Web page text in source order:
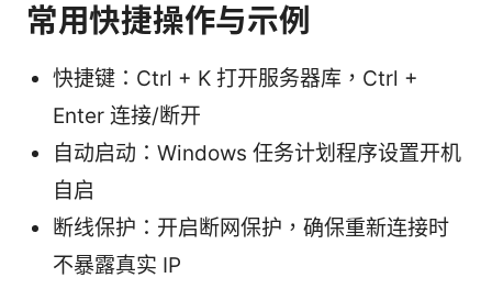
常用快捷操作与示例
快捷键：Ctrl + K 打开服务器库，Ctrl +
Enter 连接/断开
自动启动：Windows 任务计划程序设置开机
自启
断线保护：开启断网保护，确保重新连接时
不暴露真实 IP